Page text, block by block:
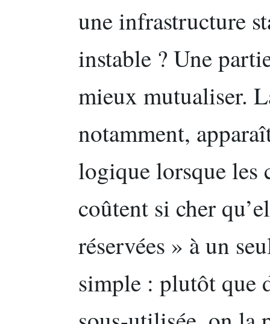
une infrastructure
instable ? Une
mieux mutualiser.
notamment,
logique lorsque les
coûtent si cher
réservées » à un
simple : plutôt que